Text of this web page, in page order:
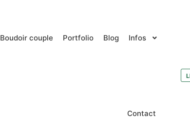
Boudoir couple Portfolio Blog Infos
Contact